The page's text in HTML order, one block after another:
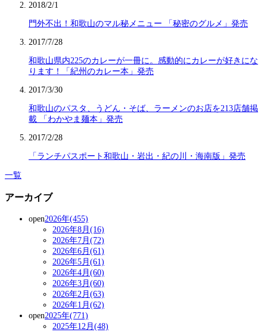
2018/2/1
門外不出！和歌山のマル秘メニュー 「秘密のグルメ」発売
2017/7/28
和歌山県内225のカレーが一冊に。感動的にカレーが好きにな
ります！「紀州のカレー本」発売
2017/3/30
和歌山のパスタ、うどん・そば、ラーメンのお店を213店舗掲
載 「わかやま麺本」発売
2017/2/28
「ランチパスポート和歌山・岩出・紀の川・海南版」発売
一覧
アーカイブ
open2026年(455)
2026年8月(16)
2026年7月(72)
2026年6月(61)
2026年5月(61)
2026年4月(60)
2026年3月(60)
2026年2月(63)
2026年1月(62)
open2025年(771)
2025年12月(48)